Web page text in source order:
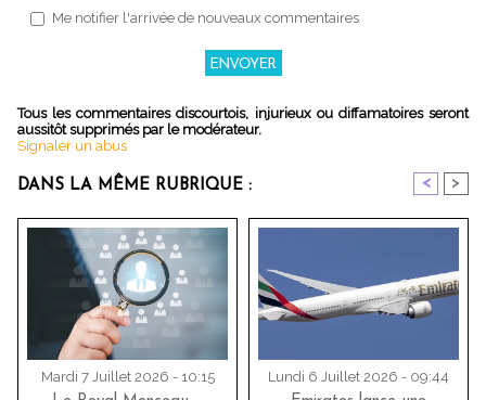
Me notifier l'arrivée de nouveaux commentaires
Tous les commentaires discourtois, injurieux ou diffamatoires seront
aussitôt supprimés par le modérateur.
Signaler un abus
DANS LA MÊME RUBRIQUE : < >
Mardi 7 Juillet 2026 - 10:15
Lundi 6 Juillet 2026 - 09:44